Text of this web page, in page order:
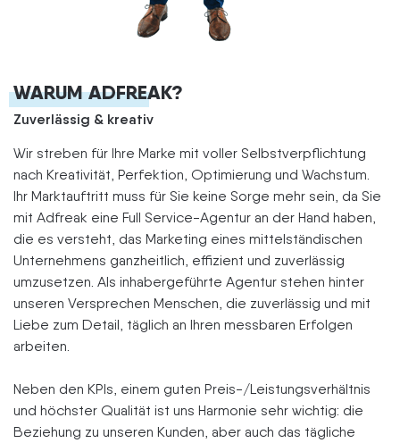
WARUM ADFREAK?
Zuverlässig & kreativ
Wir streben für Ihre Marke mit voller Selbstverpflichtung
nach Kreativität, Perfektion, Optimierung und Wachstum.
Ihr Marktauftritt muss für Sie keine Sorge mehr sein, da Sie
mit Adfreak eine Full Service-Agentur an der Hand haben,
die es versteht, das Marketing eines mittelständischen
Unternehmens ganzheitlich, effizient und zuverlässig
umzusetzen. Als inhabergeführte Agentur stehen hinter
unseren Versprechen Menschen, die zuverlässig und mit
Liebe zum Detail, täglich an Ihren messbaren Erfolgen
arbeiten.
Neben den KPIs, einem guten Preis-/Leistungsverhältnis
und höchster Qualität ist uns Harmonie sehr wichtig: die
Beziehung zu unseren Kunden, aber auch das tägliche